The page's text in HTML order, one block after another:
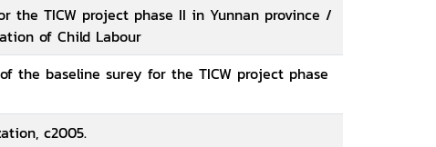
the TICW project phase II in Yunnan province /
of Child Labour
the baseline surey for the TICW project phase
c2005.